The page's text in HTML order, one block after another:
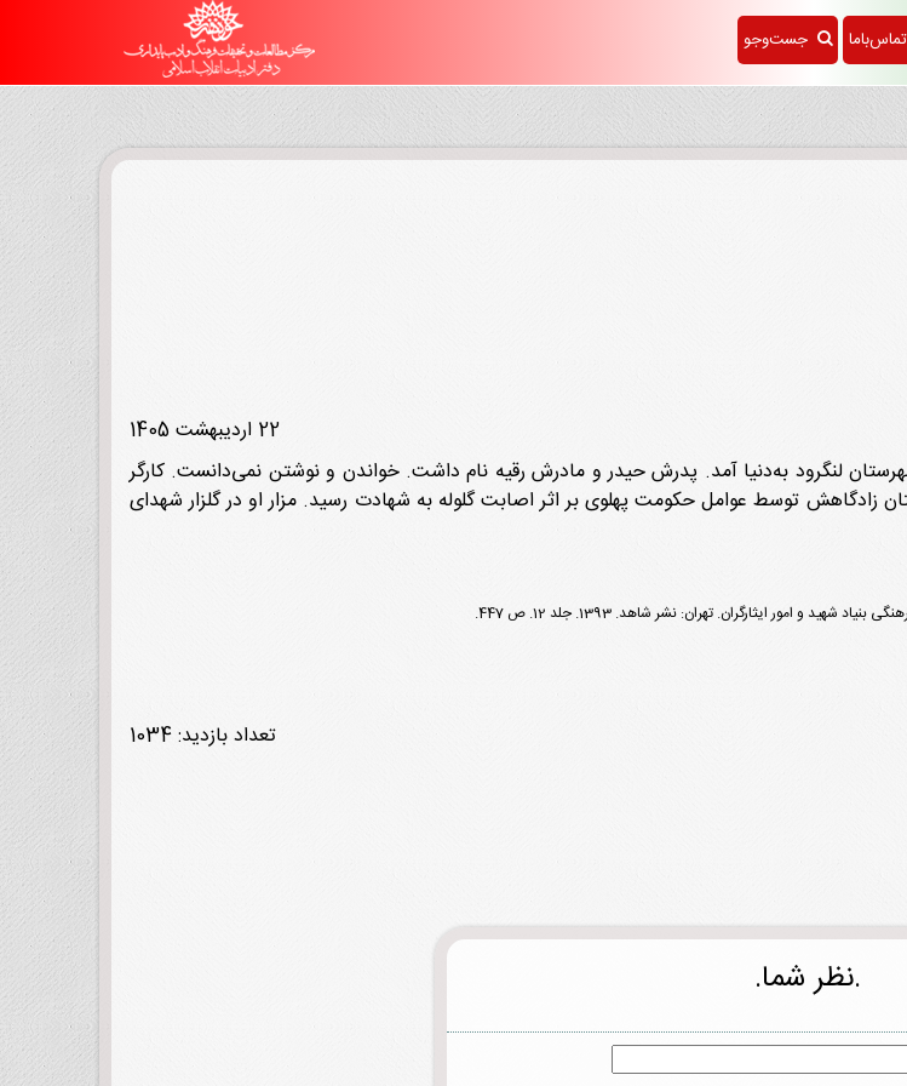
تماس‌باما جست‌وجو
22 اردیبهشت 1405
شهرستان لنگرود به‌دنیا آمد. پدرش حیدر و مادرش رقیه نام داشت. خواندن و نوشتن نمی‌دانست. کارگر
کرد و صاحب دو دختر شد. 14 دی 1357، در شهرستان زادگاهش توسط عوامل حکومت پهلوی بر اثر اصابت گلوله به شهادت رسید. مزار او در گلزار شهدای
و امور ایثارگران. تهران: نشر شاهد. 1393. جلد 12 . ص 447.
تعداد بازدید: 1034
.نظر شما.